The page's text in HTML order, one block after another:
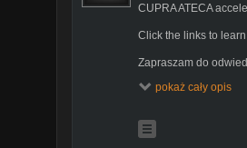
CUPRA ATECA
Click the links to
Zapraszam do
https://
https://
pokaż cały opis